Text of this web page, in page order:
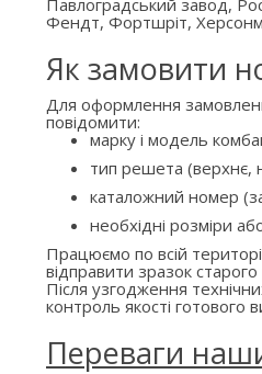
Павлоградський завод,
Фендт, Фортшріт,
Як замовити
Для оформлення
повідомити:
марку і модель
тип решета (верхнє,
каталожний номер
необхідні розміри
Працюємо по всій
відправити зразок
Після узгодження
контроль якості готового
Переваги